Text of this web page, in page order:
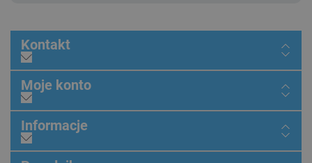
Kontakt
Moje konto
Informacje